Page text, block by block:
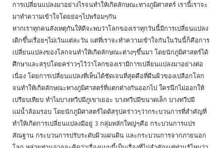
การเปลี่ยนแปลงมาอย่างไรจนทำให้เกิดลักษณะทางภูมิศาสตร์ เรานี้เราจะ
มาทำความเข้าใจโดยย่อๆไปพร้อมๆกัน
หากเราทุกคนสังเหตุกันให้ดีจะพบว่าโลกของเราทุกวันนี้มีการเปลี่ยนแปลง
เดิกขึ้นเรื่อยๆไม่เว้นแต่ละวัน แต่ที่เราจะทำความเข้าใจกันในวันนี้ก็คือการ
เปลี่ยนแปลงของโลกจนทำให้เกิดลักษณะต่างๆขึ้นมา โดยนักภูมิศาสตร์ได้
ศึกษาและสรุปโดยคร่าวๆไว้ว่าโลกของเรามีการเปลี่ยนแปลงมาอย่างต่อ
เนื่อง โดยการเปลี่ยนแปลงที่เห็นได้ชัดเจนที่สุดคือที่ผืนผิวของเปลือกโลก
จนทำให้เกิดลักษณะทางภูมิศาสตร์ที่แตกต่างกันออกไป ใครนึกไม่ออกให้
เปรียบเทียบ ทำไมบางทวีปมีภูเขาเยอะ บางทวีปมีขนาดเล็ก บางทวีปมี
แม่น้ำล้อมรอบ โดยนักภูมิศาสตร์ไดด้สรุปคร่าวๆว่ากระบวนการที่สำคัญที่
ทำให้เกิดการเปลี่ยนแปลงมีอยู่ 3 กลุ่มหลักใหญ่ๆคือ กระบวนการแปร
สัณฐาน กระบวนการปรับระดับผิวแผ่นดิน และกระบวนการจากภายนอก